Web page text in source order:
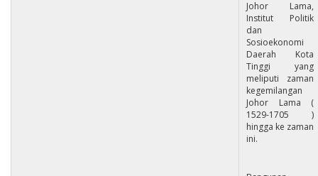
Johor Lama,
Institut Politik
dan
Sosioekonomi
Daerah Kota
Tinggi yang
meliputi zaman
kegemilangan
Johor Lama (
1529-1705 )
hingga ke zaman
ini.